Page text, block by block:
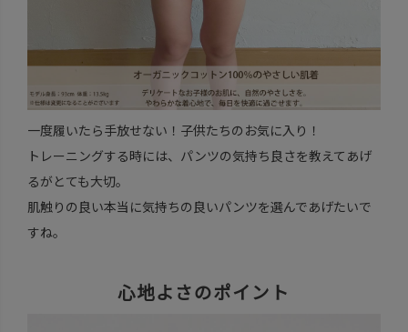
一度履いたら手放せない！子供たちのお気に入り！
トレーニングする時には、パンツの気持ち良さを教えてあげ
るがとても大切。
肌触りの良い本当に気持ちの良いパンツを選んであげたいで
すね。
心地よさのポイント